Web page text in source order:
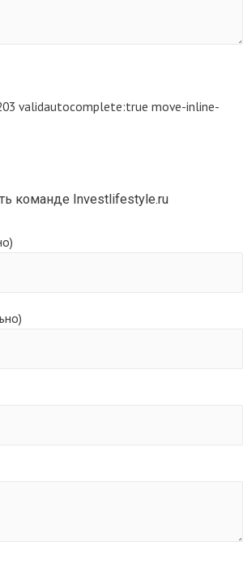
validautocomplete:true move-inline-
команде Investlifestyle.ru